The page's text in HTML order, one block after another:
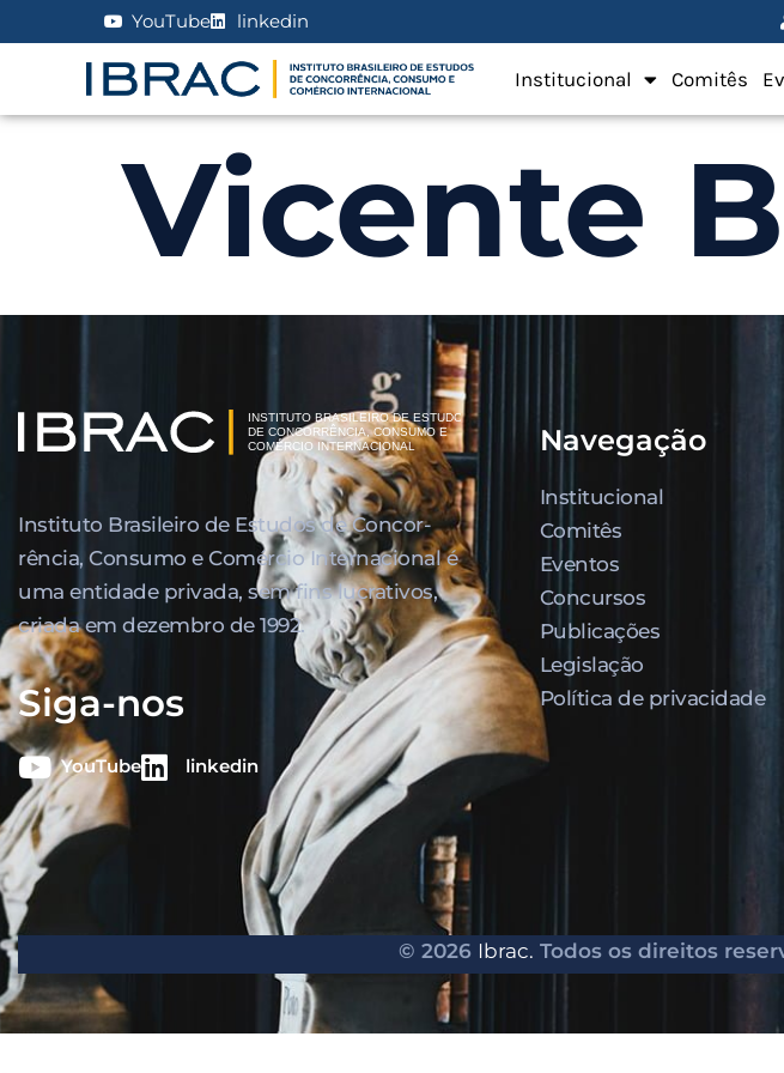
YouTube linkedin
Institucional Comitês
Vicente
Instituto Brasileiro de Estudos de Concor­
rência, Consumo e Comércio Internacional é
uma entidade privada, sem fins lucrativos,
criada em dezembro de 1992.
Siga-nos
YouTube linkedin
Navegação
Institucional
Comitês
Eventos
Concursos
Publicações
Legislação
Política de privacidade
© 2026 Ibrac. Todos os direitos